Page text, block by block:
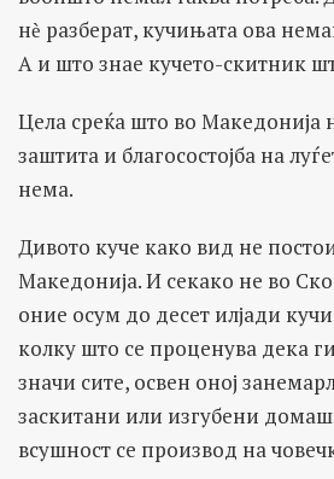
нѐ разберат, кучињата ова
А и што знае кучето-скитник
Цела среќа што во Македонија
заштита и благосостојба на
нема.
Дивото куче како вид не
Македонија. И секако не во
оние осум до десет илјади
колку што се проценува дека
значи сите, освен оној
заскитани или изгубени
всушност се производ на